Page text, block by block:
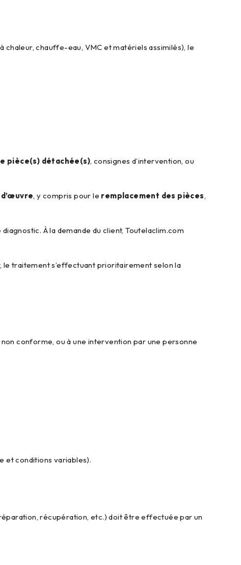
chauffe-eau, VMC et matériels assimilés), le
pièce(s) détachée(s), consignes d’intervention, ou
, y compris pour le remplacement des pièces,
À la demande du client, Toutelaclim.com
le traitement s’effectuant prioritairement selon la
conforme, ou à une intervention par une personne
et conditions variables).
récupération, etc.) doit être effectuée par un